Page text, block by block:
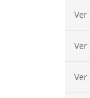
Ver
Ver
Ver